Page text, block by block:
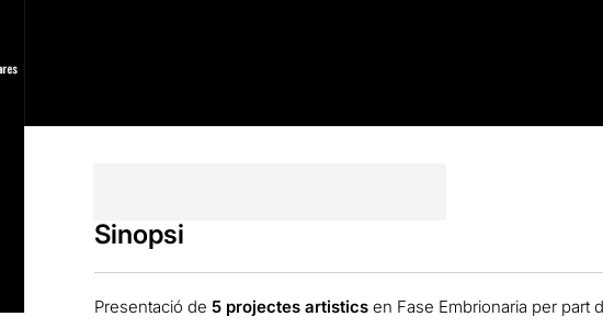
Sinopsi
Presentació de 5 projectes artisticsen Fase Embrionaria per part